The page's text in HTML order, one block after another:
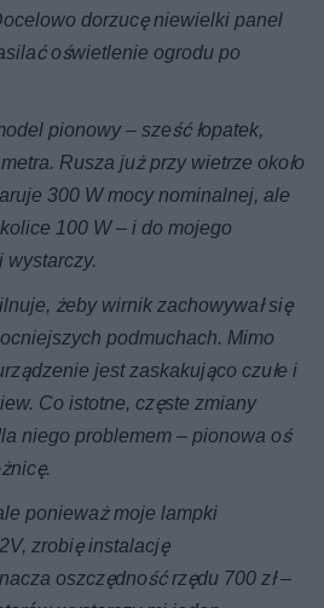
dorzucę niewielki panel
oświetlenie ogrodu po
pionowy – sześć łopatek,
Rusza już przy wietrze około
300 W mocy nominalnej, ale
100 W – i do mojego
wystarczy.
żeby wirnik zachowywał się
podmuchach. Mimo
jest zaskakująco czułe i
Co istotne, częste zmiany
niego problemem – pionowa oś
ponieważ moje lampki
zrobię instalację
oszczędność rzędu 700 zł –